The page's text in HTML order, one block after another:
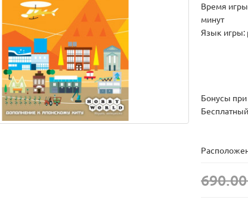
Время
минут
Язык игры:
Бонусы